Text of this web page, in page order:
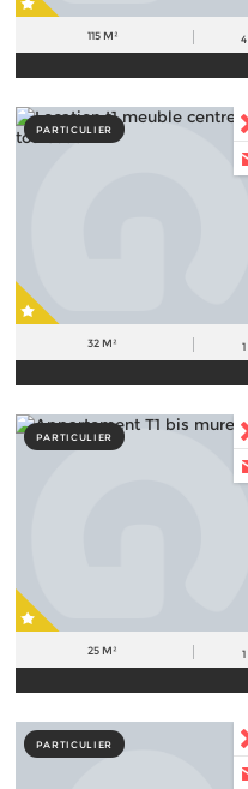
115 M² 4
PARTICULIER
32 M² 1
PARTICULIER
25 M² 1
PARTICULIER